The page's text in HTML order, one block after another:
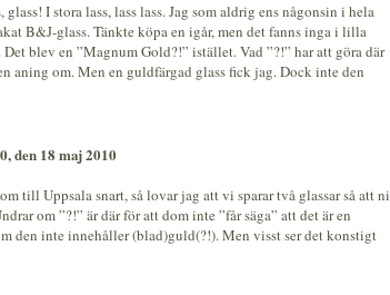
glass! I stora lass, lass lass. Jag som aldrig ens någonsin i hela
B&J-glass. Tänkte köpa en igår, men det fanns inga i lilla
blev en ”Magnum Gold?!” istället. Vad ”?!” har att göra där
aning om. Men en guldfärgad glass fick jag. Dock inte den
den 18 maj 2010
till Uppsala snart, så lovar jag att vi sparar två glassar så att ni
om ”?!” är där för att dom inte ”får säga” att det är en
den inte innehåller (blad)guld(?!). Men visst ser det konstigt